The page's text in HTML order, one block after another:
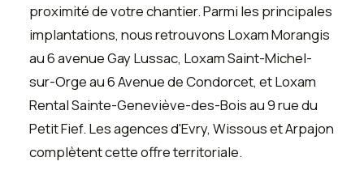
proximité de votre chantier. Parmi les principales
implantations, nous retrouvons Loxam Morangis
au 6 avenue Gay Lussac, Loxam Saint-Michel-
sur-Orge au 6 Avenue de Condorcet, et Loxam
Rental Sainte-Geneviève-des-Bois au 9 rue du
Petit Fief. Les agences d'Evry, Wissous et Arpajon
complètent cette offre territoriale.